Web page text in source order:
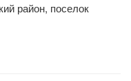
район, поселок